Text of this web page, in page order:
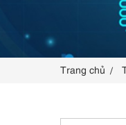
TIN TỨC & VĂN BẢN
HỎI ĐÁP
Trang chủ